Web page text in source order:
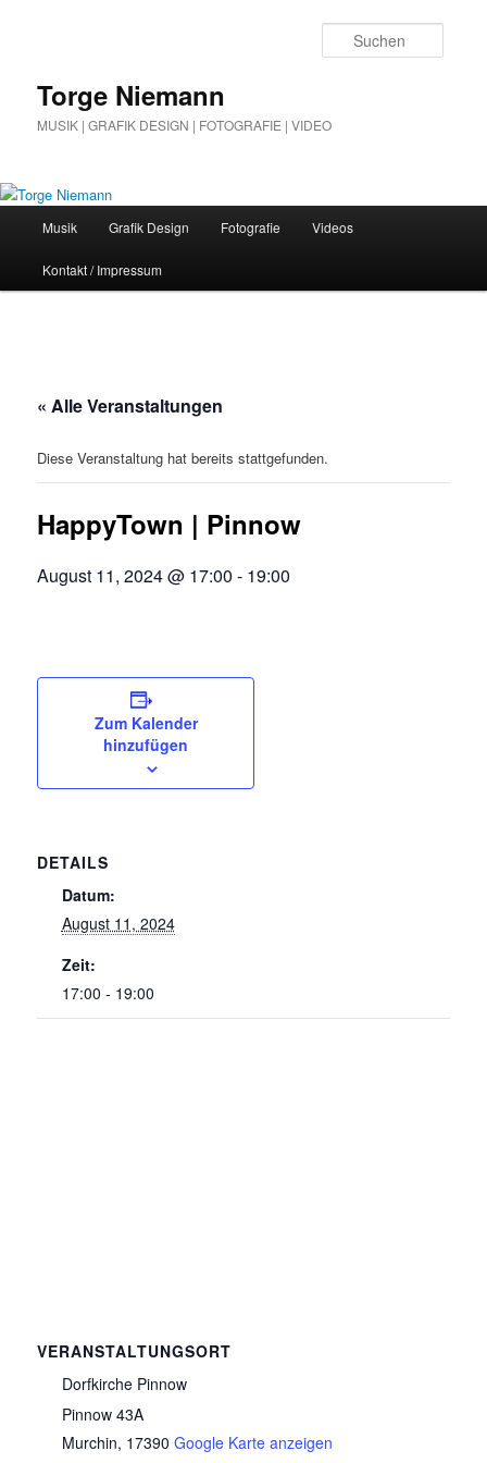
Torge Niemann
MUSIK | GRAFIK DESIGN | FOTOGRAFIE | VIDEO
Musik Grafik Design Fotografie Videos
Kontakt / Impressum
« Alle Veranstaltungen
Diese Veranstaltung hat bereits stattgefunden.
HappyTown | Pinnow
August 11, 2024 @ 17:00 - 19:00
Zum Kalender
hinzufügen
DETAILS
Datum:
August 11, 2024
Zeit:
17:00 - 19:00
VERANSTALTUNGSORT
Dorfkirche Pinnow
Pinnow 43A
Murchin, 17390 Google Karte anzeigen